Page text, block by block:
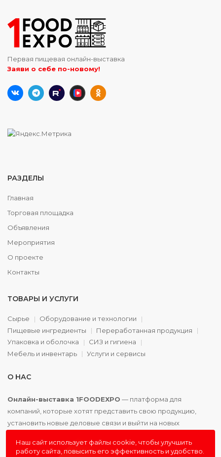
Первая пищевая онлайн-выставка
Заяви о себе по-новому!
РАЗДЕЛЫ
Главная
Торговая площадка
Объявления
Мероприятия
О проекте
Контакты
ТОВАРЫ И УСЛУГИ
Сырье
Оборудование и технологии
Пищевые ингредиенты
Переработанная продукция
Упаковка и оболочка
СИЗ и гигиена
Мебель и инвентарь
Услуги и сервисы
О НАС
Онлайн-выставка 1FOODEXPO — платформа для
компаний, которые хотят представить свою продукцию,
установить новые деловые связи и выйти на новых
Наш сайт использует файлы cookie, чтобы улучшить
работу сайта, повысить его эффективность и удобство.